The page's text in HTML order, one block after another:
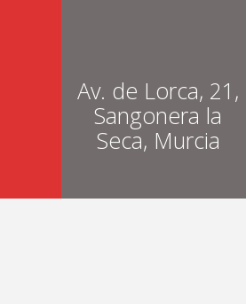
Av. de Lorca, 21,
Sangonera la
Seca, Murcia